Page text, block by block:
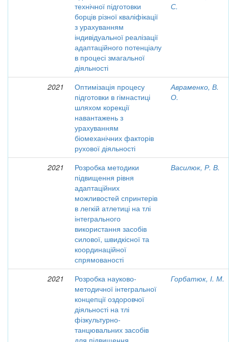
технічної підготовки
борців різної кваліфікації
з урахуванням
індивідуальної реалізації
адаптаційного потенціалу
в процесі змагальної
діяльності
С.
2021
Оптимізація процесу
підготовки в гімнастиці
шляхом корекції
навантажень з
урахуванням
біомеханічних факторів
рухової діяльності
Авраменко, В.
О.
2021
Розробка методики
підвищення рівня
адаптаційних
можливостей спринтерів
в легкій атлетиці на тлі
інтегрального
використання засобів
силової, швидкісної та
координаційної
спрямованості
Василюк, Р. В.
2021
Розробка науково-
методичної інтегральної
концепції оздоровчої
діяльності на тлі
фізкультурно-
танцювальних засобів
для підвищення
Горбатюк, І. М.